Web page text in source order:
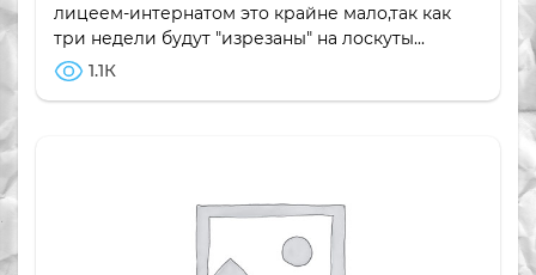
лицеем-интернатом это крайне мало,так как
три недели будут "изрезаны" на лоскуты...
1.1К